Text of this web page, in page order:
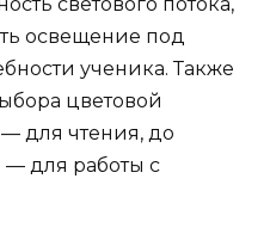
светового потока,
освещение под
ученика. Также
цветовой
для чтения, до
для работы с